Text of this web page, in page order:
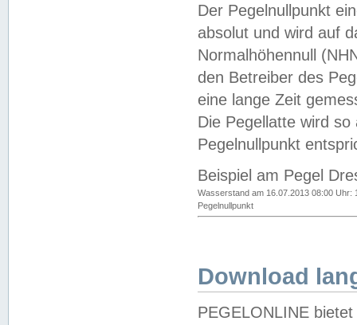
Der Pegelnullpunkt
absolut und wird auf
Normalhöhennull
den Betreiber des
eine lange Zeit
Die Pegellatte wird
Pegelnullpunkt
Beispiel am Pegel
Wasserstand am 16.07.2013 08:00 Uhr:
Pegelnullpunkt
Download
PEGELONLINE